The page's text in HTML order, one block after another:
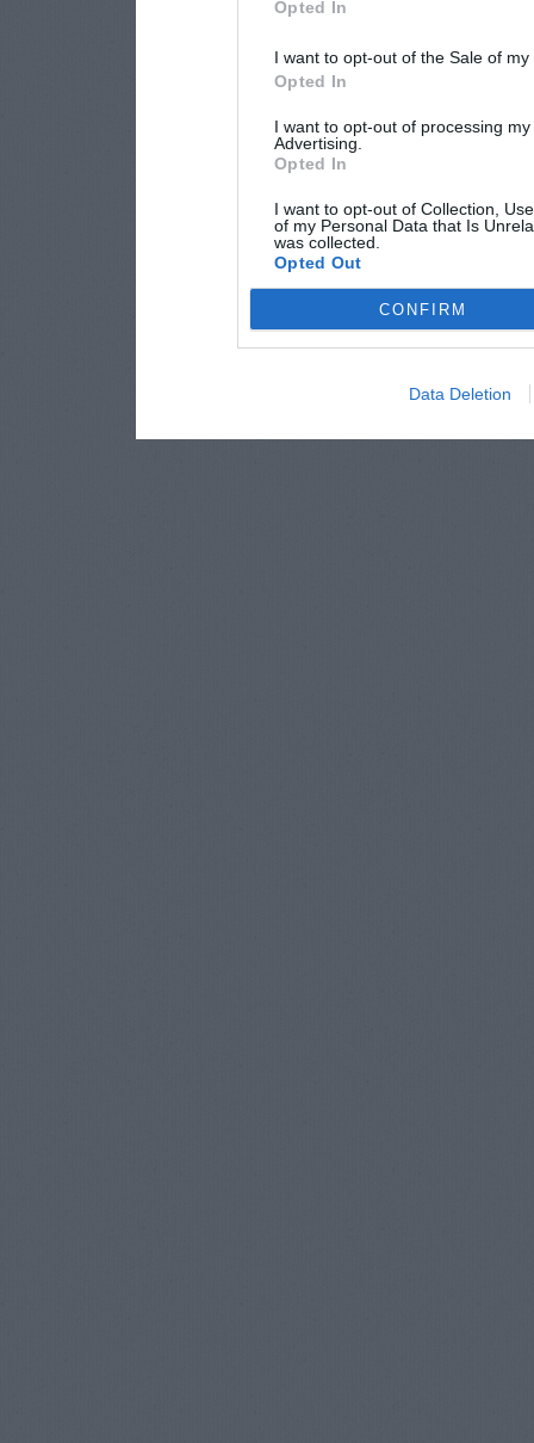
Opted In
I want to opt-out of the Sale of
Opted In
I want to opt-out of processing
Advertising.
Opted In
I want to opt-out of Collection,
of my Personal Data that Is
was collected.
Opted Out
CONFIRM
Data Deletion